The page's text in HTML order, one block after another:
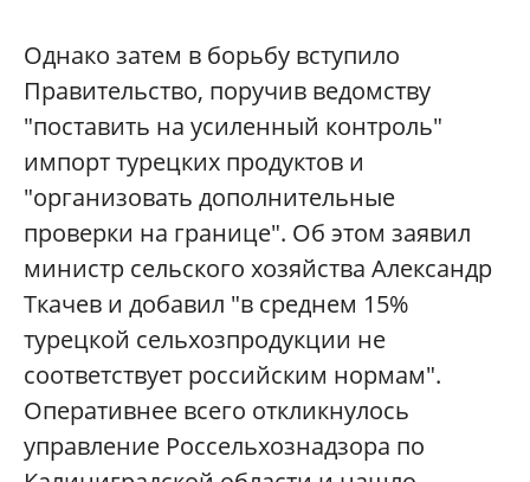
Однако затем в борьбу вступило
Правительство, поручив ведомству
"поставить на усиленный контроль"
импорт турецких продуктов и
"организовать дополнительные
проверки на границе". Об этом заявил
министр сельского хозяйства Александр
Ткачев и добавил "в среднем 15%
турецкой сельхозпродукции не
соответствует российским нормам".
Оперативнее всего откликнулось
управление Россельхознадзора по